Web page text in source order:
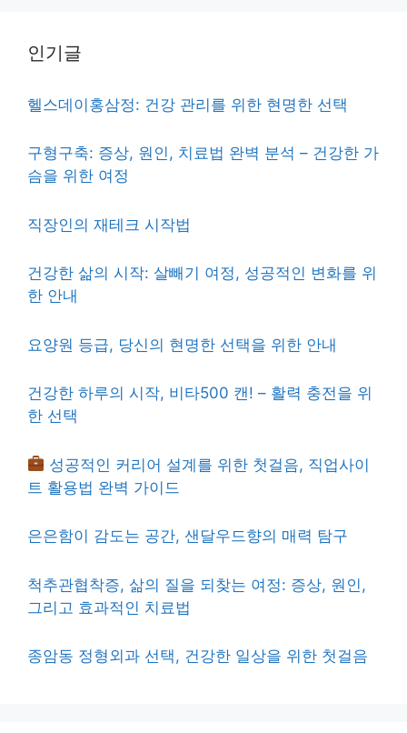
인기글
헬스데이홍삼정: 건강 관리를 위한 현명한 선택
구형구축: 증상, 원인, 치료법 완벽 분석 – 건강한 가
슴을 위한 여정
직장인의 재테크 시작법
건강한 삶의 시작: 살빼기 여정, 성공적인 변화를 위
한 안내
요양원 등급, 당신의 현명한 선택을 위한 안내
건강한 하루의 시작, 비타500 캔! – 활력 충전을 위
한 선택
성공적인 커리어 설계를 위한 첫걸음, 직업사이
트 활용법 완벽 가이드
은은함이 감도는 공간, 샌달우드향의 매력 탐구
척추관협착증, 삶의 질을 되찾는 여정: 증상, 원인,
그리고 효과적인 치료법
종암동 정형외과 선택, 건강한 일상을 위한 첫걸음